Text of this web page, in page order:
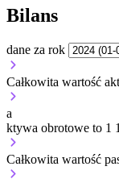
Bilans
dane za rok
Całkowita wartość
a
ktywa obrotowe to 1
Całkowita wartość